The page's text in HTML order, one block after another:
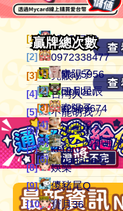
愛台灣打麻將🖥️📱
瀏覽器(HTML5 遊
現在立即點擊馬上
[1] 江湖風雲
[2] 田寮阿寶
[3] 11060203
[4] ‘見好就收’
[5] Apple0613
[6] it2989674
[7] i918472090
[8] ONTARIO歐巴
[9] 青陽子
[10] it2967408
[1] 07100710
[2] 0972338477
[3] 亮眼
[4] 台灣人
[5] 不能胡我ㄉ
[6] 江湖風雲
[7] keroro
[8] 娛樂
[9] 儍豬尾Q
[10] 寶月36
總牌局
總牌局
[1] 07100710
[2] 0972338477
[3] 亮眼
[4] 台灣人
[5] keroro
[6] 娛樂
[7] 儍豬尾Q
[8] 不能胡我ㄉ
[9] 江湖風雲
[10] 寶月36
[1] 青陽子
[2] clobber
[3] it2989674
[4] 江湖風雲
[5] 滾！內神通
[6] banana毛
[1] May5956
[2] 曰月星辰
[3] 青陽子